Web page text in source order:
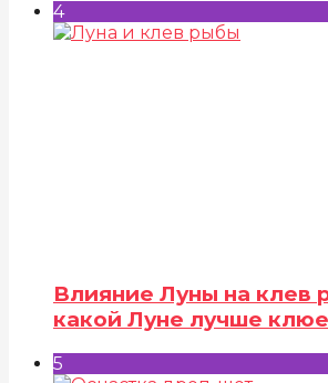
4
Влияние Луны на клев
какой Луне лучше
5